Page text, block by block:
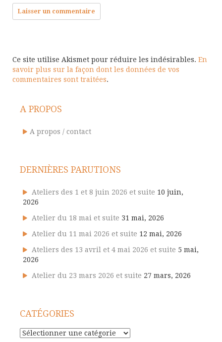
Ce site utilise Akismet pour réduire les indésirables. En
savoir plus sur la façon dont les données de vos
commentaires sont traitées.
A PROPOS
A propos / contact
DERNIÈRES PARUTIONS
Ateliers des 1 et 8 juin 2026 et suite 10 juin,
2026
Atelier du 18 mai et suite 31 mai, 2026
Atelier du 11 mai 2026 et suite 12 mai, 2026
Ateliers des 13 avril et 4 mai 2026 et suite 5 mai,
2026
Atelier du 23 mars 2026 et suite 27 mars, 2026
CATÉGORIES
Catégories